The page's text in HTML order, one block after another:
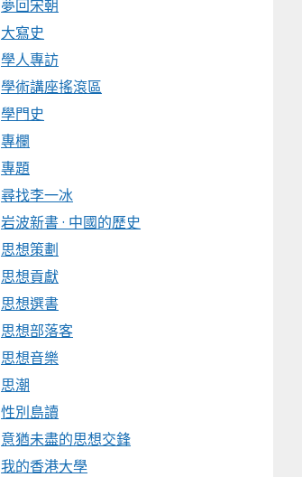
夢回宋朝
大寫史
學人專訪
學術講座搖滾區
學門史
專欄
專題
尋找李一冰
岩波新書 · 中國的歷史
思想策劃
思想貢獻
思想選書
思想部落客
思想音樂
思潮
性別島讀
意猶未盡的思想交鋒
我的香港大學